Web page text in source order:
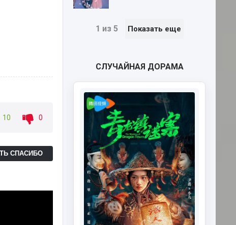
10 0
СПАСИБО
1 из 5 Показать еще
СЛУЧАЙНАЯ ДОРАМА